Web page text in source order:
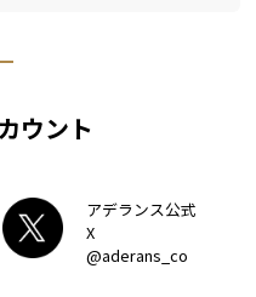
ウント
アデランス公式
X
@aderans_co